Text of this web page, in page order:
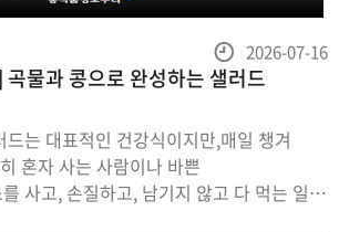
물과 콩으로 완성하는 샐러드
는 대표적인 건강식이지만,매일 챙겨
혼자 사는 사람이나 바쁜
사고, 손질하고, 남기지 않고 다 먹는 일
등
록
2026-07-16